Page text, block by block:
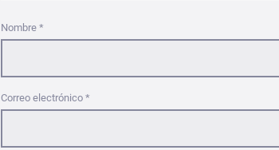
Nombre *
Correo electrónico *